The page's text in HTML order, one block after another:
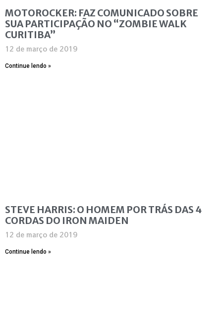
MOTOROCKER: FAZ COMUNICADO SOBRE
SUA PARTICIPAÇÃO NO “ZOMBIE WALK
CURITIBA”
12 de março de 2019
Continue lendo »
STEVE HARRIS: O HOMEM POR TRÁS DAS 4
CORDAS DO IRON MAIDEN
12 de março de 2019
Continue lendo »